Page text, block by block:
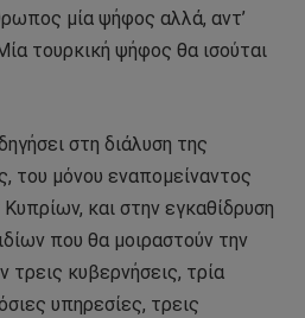
μία ψήφος αλλά, αντ’
τουρκική ψήφος θα ισούται
στη διάλυση της
του μόνου εναπομείναντος
και στην εγκαθίδρυση
που θα μοιραστούν την
τρεις κυβερνήσεις, τρία
υπηρεσίες, τρεις